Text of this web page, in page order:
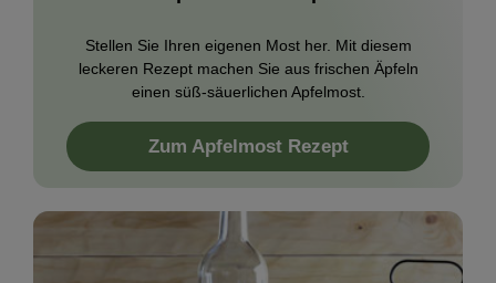
Stellen Sie Ihren eigenen Most her. Mit diesem
leckeren Rezept machen Sie aus frischen Äpfeln
einen süß-säuerlichen Apfelmost.
Zum Apfelmost Rezept